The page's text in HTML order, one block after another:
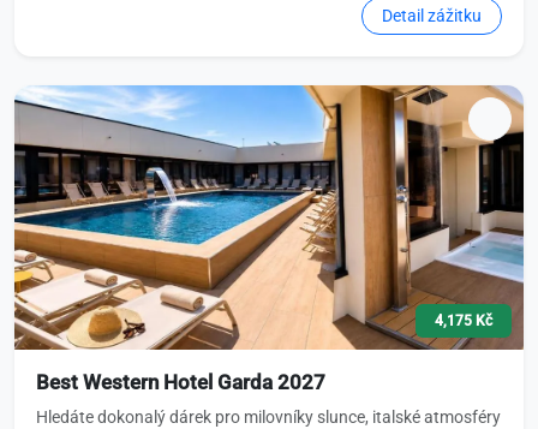
Detail zážitku
4,175 Kč
Best Western Hotel Garda 2027
Hledáte dokonalý dárek pro milovníky slunce, italské atmosféry